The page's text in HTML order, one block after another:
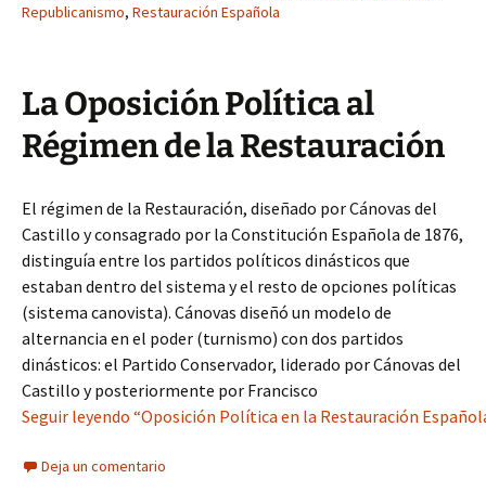
Republicanismo, Restauración Española
La Oposición Política al
Régimen de la Restauración
El régimen de la Restauración, diseñado por Cánovas del
Castillo y consagrado por la Constitución Española de 1876,
distinguía entre los partidos políticos dinásticos que
estaban dentro del sistema y el resto de opciones políticas
(sistema canovista). Cánovas diseñó un modelo de
alternancia en el poder (turnismo) con dos partidos
dinásticos: el Partido Conservador, liderado por Cánovas del
Castillo y posteriormente por Francisco
Seguir leyendo “Oposición Política en la Restauración
Deja un comentario